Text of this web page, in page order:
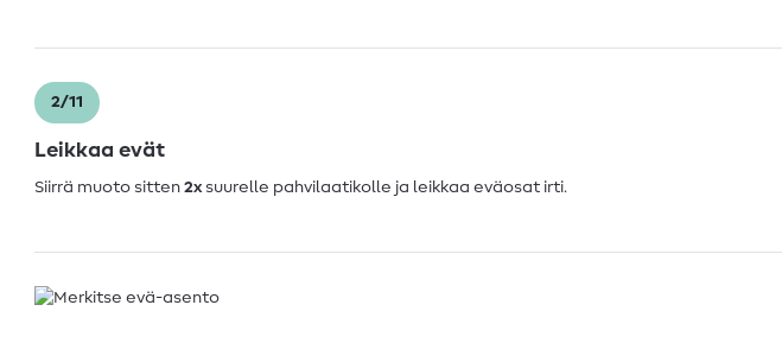
2/11
Leikkaa evät
Siirrä muoto sitten 2xsuurelle pahvilaatikolle ja leikkaa eväosat irti.